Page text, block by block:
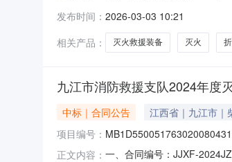
救援装备采购灭火救援装备
发布时间： 2026-03-03 10:21
相关产品：
灭火救援装备 灭火
九江市消防救援支队2024年度
中标｜合同公告 江西省｜九江市｜
项目编号： MB1D550051763020080431
正文内容： 一、合同编号：JJXF-